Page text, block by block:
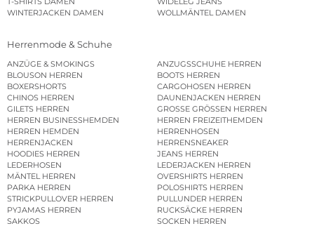
WINTERJACKEN DAMEN
WOLLMÄNTEL DAMEN
Herrenmode & Schuhe
ANZÜGE & SMOKINGS
ANZUGSSCHUHE HERREN
BLOUSON HERREN
BOOTS HERREN
BOXERSHORTS
CARGOHOSEN HERREN
CHINOS HERREN
DAUNENJACKEN HERREN
GILETS HERREN
GROSSE GRÖSSEN HERREN
HERREN BUSINESSHEMDEN
HERREN FREIZEITHEMDEN
HERREN HEMDEN
HERRENHOSEN
HERRENJACKEN
HERRENSNEAKER
HOODIES HERREN
JEANS HERREN
LEDERHOSEN
LEDERJACKEN HERREN
MÄNTEL HERREN
OVERSHIRTS HERREN
PARKA HERREN
POLOSHIRTS HERREN
STRICKPULLOVER HERREN
PULLUNDER HERREN
PYJAMAS HERREN
RUCKSÄCKE HERREN
SAKKOS
SOCKEN HERREN